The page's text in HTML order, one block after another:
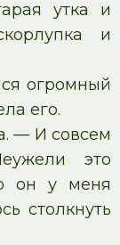
утка и
и
огромный
его.
— И совсем
это
он у меня
столкнуть